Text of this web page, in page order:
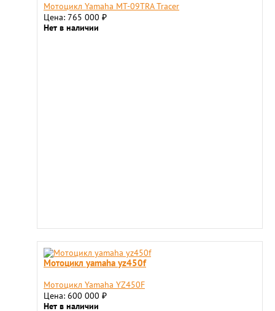
Мотоцикл Yamaha MT-09TRA Tracer
Цена: 765 000 ₽
Нет в наличии
Мотоцикл yamaha yz450f
Мотоцикл Yamaha YZ450F
Цена: 600 000 ₽
Нет в наличии